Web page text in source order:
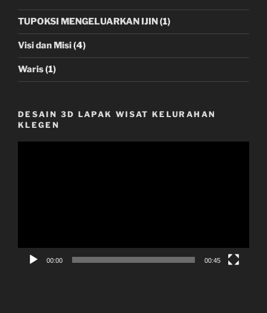
TUPOKSI MENGELUARKAN IJIN(1)
Visi dan Misi(4)
Waris(1)
DESAIN 3D LAPAK WISAT KELURAHAN
KLEGEN
00:00 00:45